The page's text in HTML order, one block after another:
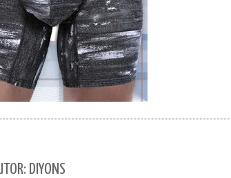
DIYONS